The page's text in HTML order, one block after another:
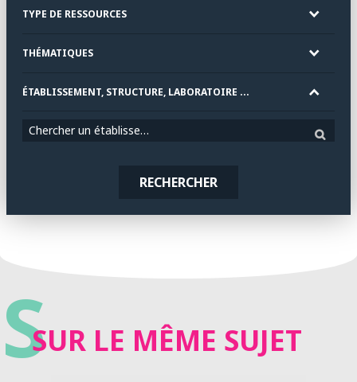
TYPE DE RESSOURCES
THÉMATIQUES
ÉTABLISSEMENT, STRUCTURE, LABORATOIRE ...
Chercher un établissement
RECHERCHER
SSUR LE MÊME SUJET